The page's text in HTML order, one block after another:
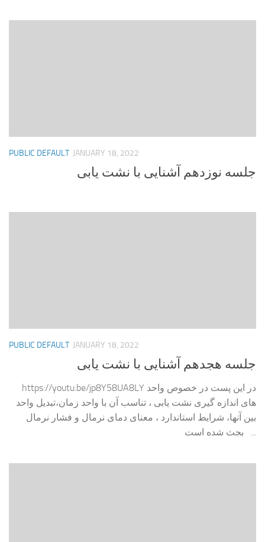
PUBLIC DEFAULT JANUARY 18, 2022
جلسه نوزدهم آشنایی با نشت یابی
PUBLIC DEFAULT JANUARY 18, 2022
جلسه هجدهم آشنایی با نشت یابی
https://youtu.be/jp8Y58UA8LY در این پست در خصوص واحد
های اندازه گیری نشت یابی ، تناسب آن با واحد زمان،تبدیل واحد
بین آنها، شرایط استاندارد ، معنای دمای نرمال و فشار نرمال
بجث شده است ...